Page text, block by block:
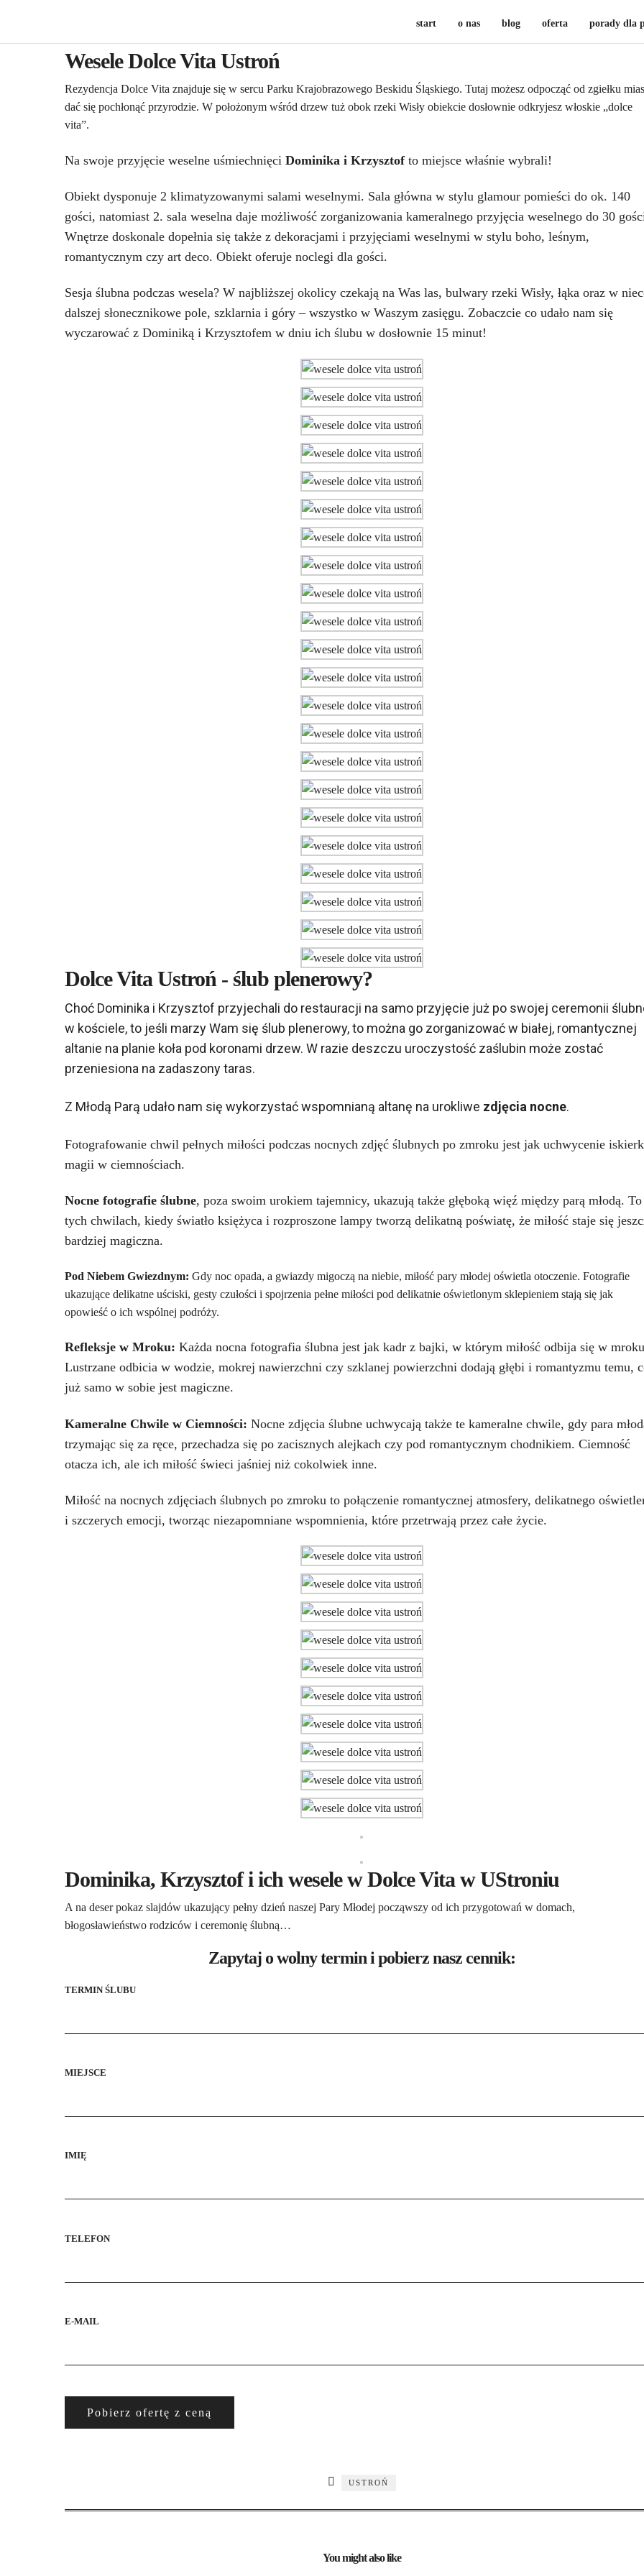
start o nas blog oferta porady dla
Wesele Dolce Vita Ustroń
Rezydencja Dolce Vita znajduje się w sercu Parku Krajobrazowego Beskidu Śląskiego. Tutaj możesz odpocząć od zgiełku
dać się pochłonąć przyrodzie. W położonym wśród drzew tuż obok rzeki Wisły obiekcie dosłownie odkryjesz włoskie „dolce
vita”.
Na swoje przyjęcie weselne uśmiechnięci Dominika i Krzysztofto miejsce właśnie wybrali!
Obiekt dysponuje 2 klimatyzowanymi salami weselnymi. Sala główna w stylu glamour pomieści do ok. 140
gości, natomiast 2. sala weselna daje możliwość zorganizowania kameralnego przyjęcia weselnego do 30
Wnętrze doskonale dopełnia się także z dekoracjami i przyjęciami weselnymi w stylu boho, leśnym,
romantycznym czy art deco. Obiekt oferuje noclegi dla gości.
Sesja ślubna podczas wesela? W najbliższej okolicy czekają na Was las, bulwary rzeki Wisły, łąka oraz w
dalszej słonecznikowe pole, szklarnia i góry – wszystko w Waszym zasięgu. Zobaczcie co udało nam się
wyczarować z Dominiką i Krzysztofem w dniu ich ślubu w dosłownie 15 minut!
Dolce Vita Ustroń - ślub plenerowy?
Choć Dominika i Krzysztof przyjechali do restauracji na samo przyjęcie już po swojej ceremonii
w kościele, to jeśli marzy Wam się ślub plenerowy, to można go zorganizować w białej, romantycznej
altanie na planie koła pod koronami drzew. W razie deszczu uroczystość zaślubin może zostać
przeniesiona na zadaszony taras.
Z Młodą Parą udało nam się wykorzystać wspomnianą altanę na urokliwe zdjęcia nocne.
Fotografowanie chwil pełnych miłości podczas nocnych zdjęć ślubnych po zmroku jest jak uchwycenie
magii w ciemnościach.
Nocne fotografie ślubne, poza swoim urokiem tajemnicy, ukazują także głęboką więź między parą młodą.
tych chwilach, kiedy światło księżyca i rozproszone lampy tworzą delikatną poświatę, że miłość staje się
bardziej magiczna.
Pod Niebem Gwiezdnym: Gdy noc opada, a gwiazdy migoczą na niebie, miłość pary młodej oświetla otoczenie. Fotografie
ukazujące delikatne uściski, gesty czułości i spojrzenia pełne miłości pod delikatnie oświetlonym sklepieniem stają się jak
opowieść o ich wspólnej podróży.
Refleksje w Mroku: Każda nocna fotografia ślubna jest jak kadr z bajki, w którym miłość odbija się w
Lustrzane odbicia w wodzie, mokrej nawierzchni czy szklanej powierzchni dodają głębi i romantyzmu temu,
już samo w sobie jest magiczne.
Kameralne Chwile w Ciemności: Nocne zdjęcia ślubne uchwycają także te kameralne chwile, gdy para
trzymając się za ręce, przechadza się po zacisznych alejkach czy pod romantycznym chodnikiem. Ciemność
otacza ich, ale ich miłość świeci jaśniej niż cokolwiek inne.
Miłość na nocnych zdjęciach ślubnych po zmroku to połączenie romantycznej atmosfery, delikatnego
i szczerych emocji, tworząc niezapomniane wspomnienia, które przetrwają przez całe życie.
Dominika, Krzysztof i ich wesele w Dolce Vita w UStroniu
A na deser pokaz slajdów ukazujący pełny dzień naszej Pary Młodej począwszy od ich przygotowań w domach,
błogosławieństwo rodziców i ceremonię ślubną…
Zapytaj o wolny termin i pobierz nasz cennik:
TERMIN ŚLUBU
MIEJSCE
IMIĘ
TELEFON
E-MAIL
USTROŃ
You might also like